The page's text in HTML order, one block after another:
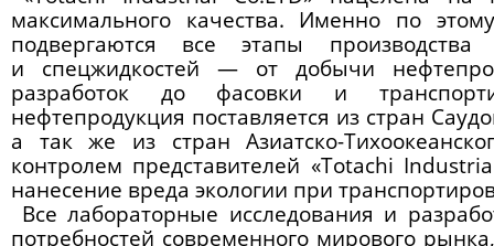
максимального качества. Именно по
подвергаются все этапы производства
и спецжидкостей — от добычи
разработок до фасовки и
нефтепродукция поставляется из стран
а так же из стран Азиатско-
контролем представителей «Totachi
нанесение вреда экологии при
Все лабораторные исследования и
потребностей современного мирового